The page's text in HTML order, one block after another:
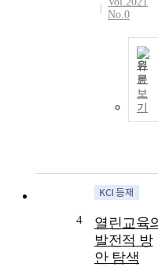
No.0
원
문
보
기
4
열린교육
발전적 방
안 탐색